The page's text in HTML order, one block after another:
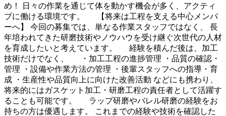
め！ 日々の作業を通じて体を動かす機会が多く、アクティ
ブに働ける環境です。 【将来は工程を支える中心メンバ
ーへ】 今回の募集では、単なる作業スタッフではなく、 長
年培われてきた研磨技術やノウハウを受け継ぐ次世代の人材
を育成したいと考えています。 経験を積んだ後は、加工
技術だけでなく、 ・加工工程の進捗管理 ・品質の確認・
管理 ・設備や作業方法の管理 ・後輩スタッフへの指導・育
成 ・生産性や品質向上に向けた改善活動 などにも携わり、
将来的にはガスケット加工・研磨工程の責任者として活躍す
ることも可能です。 ラップ研磨やバレル研磨の経験をお
持ちの方は優遇します。 これまでの経験や技術を確認した